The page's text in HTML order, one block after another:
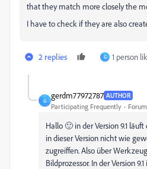
that they match more closely the
I have to check if they are also
2 replies G 1 person
G
gerdm77972787 AUTHOR
Participating Frequently
Hallo 🙂 in der Version 9.1
in dieser Version nicht wie
zugreiffen. Also über
Bildprozessor. In der Version